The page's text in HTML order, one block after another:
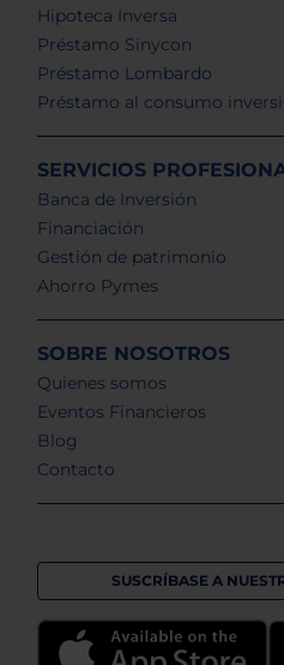
Hipoteca Inversa
Préstamo Sinycon
Préstamo Lombardo
Préstamo al consumo
SERVICIOS
Banca de Inversión
Financiación
Gestión de patrimonio
Ahorro Pymes
SOBRE NOSOTROS
Quienes somos
Eventos Financieros
Blog
Contacto
SUSCRÍBASE A